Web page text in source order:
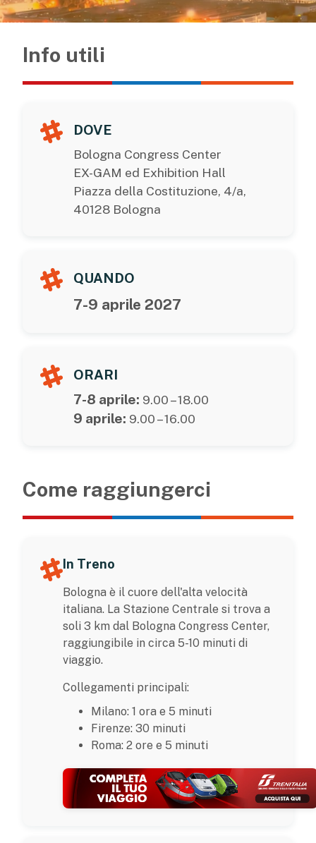
Info utili
DOVE
Bologna Congress Center
EX-GAM ed Exhibition Hall
Piazza della Costituzione, 4/a,
40128 Bologna
QUANDO
7-9 aprile 2027
ORARI
7-8 aprile: 9.00 – 18.00
9 aprile: 9.00 – 16.00
Come raggiungerci
In Treno
Bologna è il cuore dell'alta velocità
italiana. La Stazione Centrale si trova a
soli 3 km dal Bologna Congress Center,
raggiungibile in circa 5-10 minuti di
viaggio.
Collegamenti principali:
Milano: 1 ora e 5 minuti
Firenze: 30 minuti
Roma: 2 ore e 5 minuti